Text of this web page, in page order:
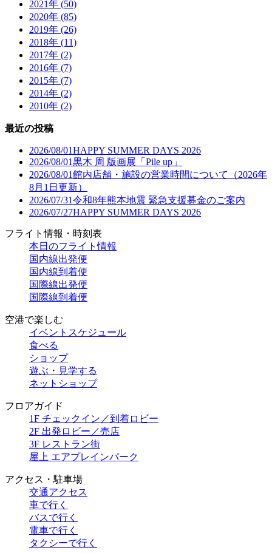
2021年 (50)
2020年 (85)
2019年 (26)
2018年 (11)
2017年 (2)
2016年 (7)
2015年 (7)
2014年 (2)
2010年 (2)
最近の投稿
2026/08/01HAPPY SUMMER DAYS 2026
2026/08/01黒木 周 版画展「Pile up」
2026/08/01館内店舗・施設の営業時間について（2026年
8月1日更新）
2026/07/31令和8年熊本地震 緊急支援募金のご案内
2026/07/27HAPPY SUMMER DAYS 2026
フライト情報・時刻表
本日のフライト情報
国内線出発便
国内線到着便
国際線出発便
国際線到着便
空港で楽しむ
イベントスケジュール
食べる
ショップ
遊ぶ・見学する
ネットショップ
フロアガイド
1F チェックイン／到着ロビー
2F 出発ロビー／売店
3F レストラン街
屋上 エアプレインパーク
アクセス・駐車場
交通アクセス
車で行く
バスで行く
電車で行く
タクシーで行く